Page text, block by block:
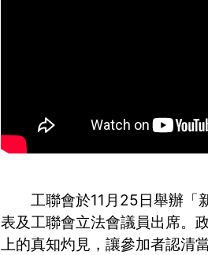
工聯會於11月25日舉辦「新
表及工聯會立法會議員出席。
上的真知灼見，讓參加者認清